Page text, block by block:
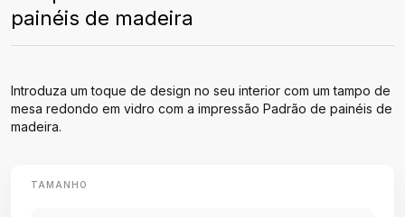
painéis de madeira
Introduza um toque de design no seu interior com um tampo de
mesa redondo em vidro com a impressão Padrão de painéis de
madeira.
TAMANHO